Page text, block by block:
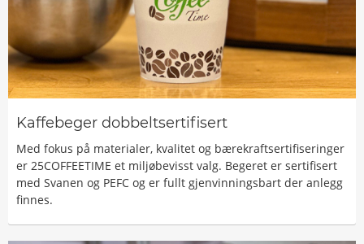
Kaffebeger dobbeltsertifisert
Med fokus på materialer, kvalitet og bærekraftsertifiseringer
er 25COFFEETIME et miljøbevisst valg. Begeret er sertifisert
med Svanen og PEFC og er fullt gjenvinningsbart der anlegg
finnes.